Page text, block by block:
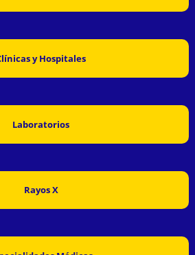
y Hospitales
Laboratorios
Rayos X